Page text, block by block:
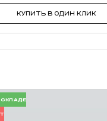
КУПИТЬ В ОДИН КЛИК